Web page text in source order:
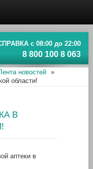
с 08:00 до 22:00
8 800 100 8 063
новостей
»
области!
В
аптеки в